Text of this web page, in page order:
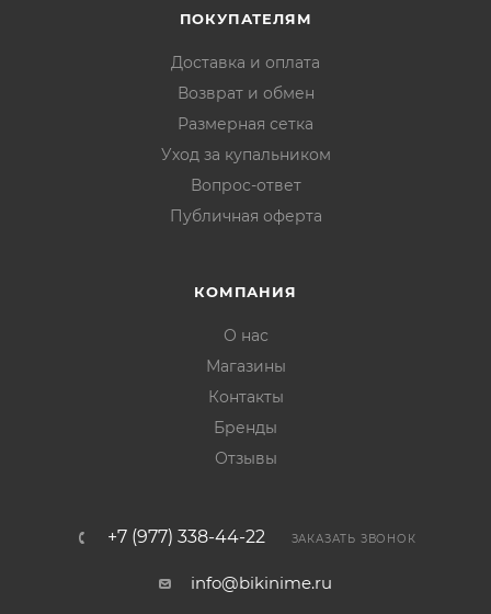
ПОКУПАТЕЛЯМ
Доставка и оплата
Возврат и обмен
Размерная сетка
Уход за купальником
Вопрос-ответ
Публичная оферта
КОМПАНИЯ
О нас
Магазины
Контакты
Бренды
Отзывы
+7 (977) 338-44-22 ЗАКАЗАТЬ ЗВОНОК
info@bikinime.ru